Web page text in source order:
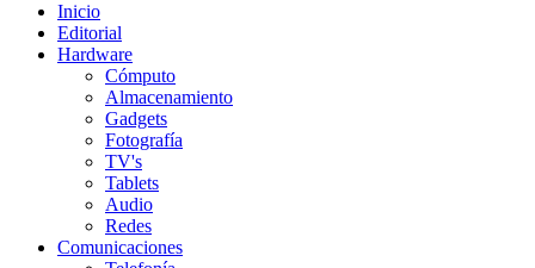
Inicio
Editorial
Hardware
Cómputo
Almacenamiento
Gadgets
Fotografía
TV's
Tablets
Audio
Redes
Comunicaciones